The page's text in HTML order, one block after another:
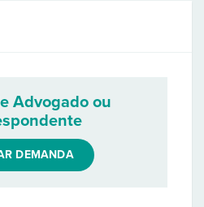
Advogado ou
DEMANDA